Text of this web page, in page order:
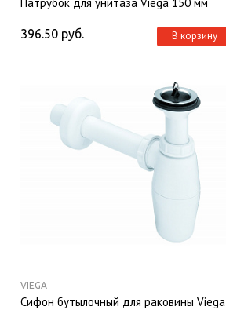
396.50 руб. В корзину
VIEGA
Сифон бутылочный для раковины Viega